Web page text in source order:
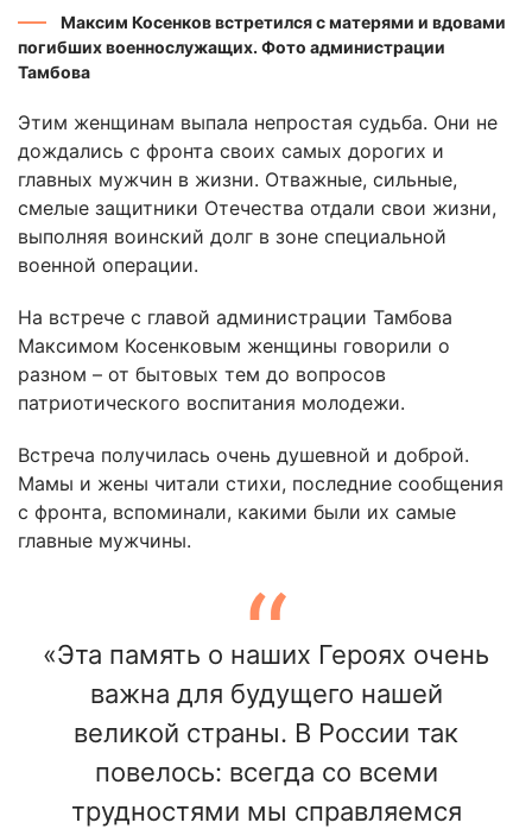
Максим Косенков встретился с матерями и вдовами
погибших военнослужащих. Фото администрации
Тамбова
Этим женщинам выпала непростая судьба. Они не
дождались с фронта своих самых дорогих и
главных мужчин в жизни. Отважные, сильные,
смелые защитники Отечества отдали свои жизни,
выполняя воинский долг в зоне специальной
военной операции.
На встрече с главой администрации Тамбова
Максимом Косенковым женщины говорили о
разном – от бытовых тем до вопросов
патриотического воспитания молодежи.
Встреча получилась очень душевной и доброй.
Мамы и жены читали стихи, последние сообщения
с фронта, вспоминали, какими были их самые
главные мужчины.
«Эта память о наших Героях очень
важна для будущего нашей
великой страны. В России так
повелось: всегда со всеми
трудностями мы справляемся